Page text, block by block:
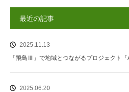
最近の記事
2025.11.13
「飛鳥Ⅲ」で地域とつながるプロジェクト
2025.06.20